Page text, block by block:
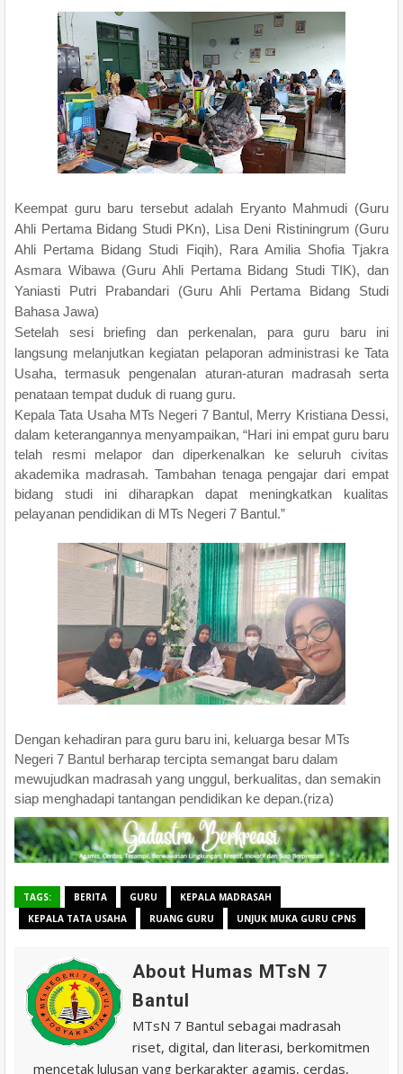
Keempat guru baru tersebut adalah Eryanto Mahmudi (Guru
Ahli Pertama Bidang Studi PKn), Lisa Deni Ristiningrum (Guru
Ahli Pertama Bidang Studi Fiqih), Rara Amilia Shofia Tjakra
Asmara Wibawa (Guru Ahli Pertama Bidang Studi TIK), dan
Yaniasti Putri Prabandari (Guru Ahli Pertama Bidang Studi
Bahasa Jawa)
Setelah sesi briefing dan perkenalan, para guru baru ini
langsung melanjutkan kegiatan pelaporan administrasi ke Tata
Usaha, termasuk pengenalan aturan-aturan madrasah serta
penataan tempat duduk di ruang guru.
Kepala Tata Usaha MTs Negeri 7 Bantul, Merry Kristiana Dessi,
dalam keterangannya menyampaikan, “Hari ini empat guru baru
telah resmi melapor dan diperkenalkan ke seluruh civitas
akademika madrasah. Tambahan tenaga pengajar dari empat
bidang studi ini diharapkan dapat meningkatkan kualitas
pelayanan pendidikan di MTs Negeri 7 Bantul.”
Dengan kehadiran para guru baru ini, keluarga besar MTs
Negeri 7 Bantul berharap tercipta semangat baru dalam
mewujudkan madrasah yang unggul, berkualitas, dan semakin
siap menghadapi tantangan pendidikan ke depan.(riza)
TAGS: BERITA GURU
KEPALA MADRASAH
KEPALA TATA USAHA
RUANG GURU UNJUK MUKA GURU CPNS
About Humas MTsN 7
Bantul
MTsN 7 Bantul sebagai madrasah
riset, digital, dan literasi, berkomitmen
mencetak lulusan yang berkarakter agamis, cerdas,